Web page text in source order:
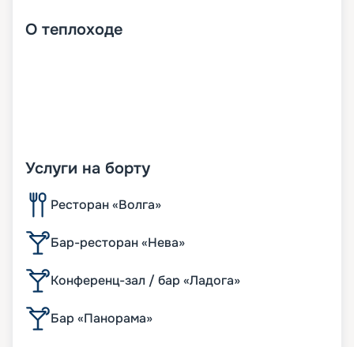
О теплоходе
Услуги на борту
Ресторан «Волга»
Бар-ресторан «Нева»
Конференц-зал / бар «Ладога»
Бар «Панорама»